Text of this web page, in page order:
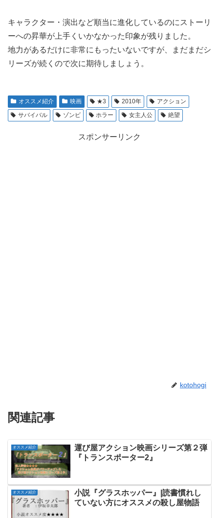
キャラクター・演出など順当に進化しているのにストーリ
ーへの昇華が上手くいかなかった印象が残りました。
地力があるだけに非常にもったいないですが、まだまだシ
リーズが続くので次に期待しましょう。
オススメ紹介 映画 ★3 2010年
アクション
サバイバル
ゾンビ ホラー 女主人公 絶望
スポンサーリンク
kotohogi
関連記事
オススメ紹介
運び屋アクション映画シリーズ第２弾
『トランスポーター2』
オススメ紹介
小説『グラスホッパー』|読書慣れし
ていない方にオススメの殺し屋物語